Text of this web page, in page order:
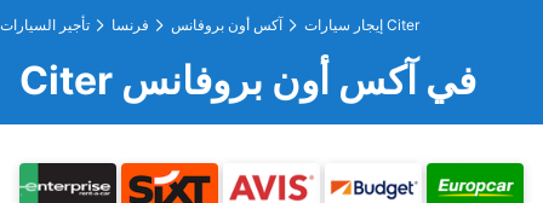
تأجير السيارات فرنسا آكس أون بروفانس إيجار سيارات Citer
Citer في آكس أون بروفانس